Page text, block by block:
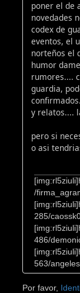
poner el de
novedades
codex de
eventos, el
norteños el
humor
rumores....
guardia,
confirmados.
y relatos....
pero si
o asi
/
285/
486/
563/
Por favor,